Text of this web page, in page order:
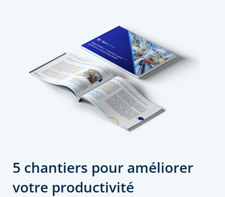
5 chantiers pour améliorer
votre productivité